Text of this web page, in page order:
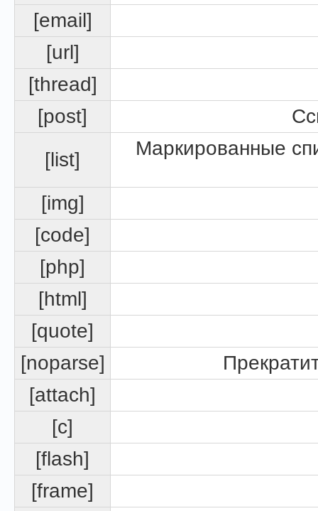
[email]
[url]
[thread]
[post]
[list]
Маркированные
[img]
[code]
[php]
[html]
[quote]
[noparse]
[attach]
[c]
[flash]
[frame]